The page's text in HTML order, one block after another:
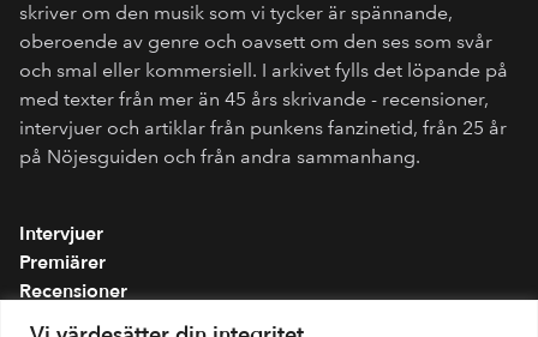
skriver om den musik som vi tycker är spännande,
oberoende av genre och oavsett om den ses som svår
och smal eller kommersiell. I arkivet fylls det löpande på
med texter från mer än 45 års skrivande - recensioner,
intervjuer och artiklar från punkens fanzinetid, från 25 år
på Nöjesguiden och från andra sammanhang.
Intervjuer
Premiärer
Recensioner
Spellistor